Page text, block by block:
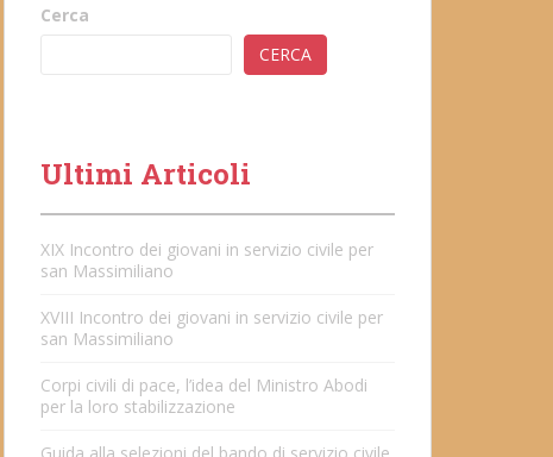
Cerca
CERCA
Ultimi Articoli
XIX Incontro dei giovani in servizio civile per
san Massimiliano
XVIII Incontro dei giovani in servizio civile per
san Massimiliano
Corpi civili di pace, l’idea del Ministro Abodi
per la loro stabilizzazione